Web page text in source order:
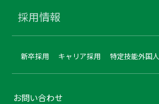
採用情報
新卒採用 キャリア採用 特定技能外国人
お問い合わせ